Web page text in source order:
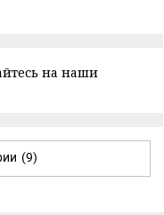
на наши
(9)